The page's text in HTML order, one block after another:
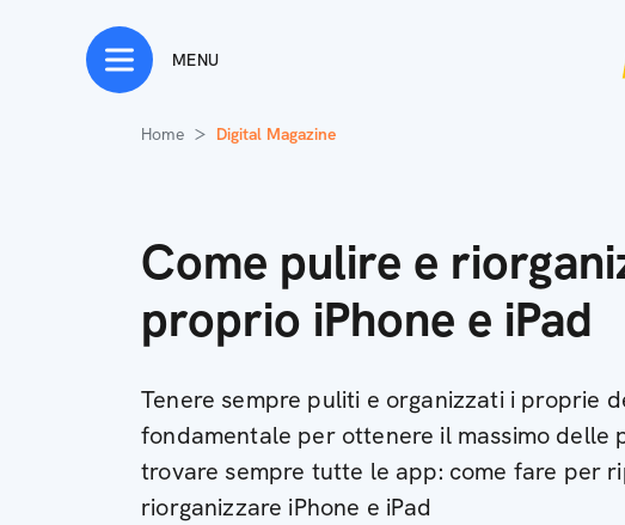
MENU
Home Digital Magazine
Come pulire e
proprio iPhone e iPad
Tenere sempre puliti e organizzati i proprie
fondamentale per ottenere il massimo delle
trovare sempre tutte le app: come fare per
riorganizzare iPhone e iPad